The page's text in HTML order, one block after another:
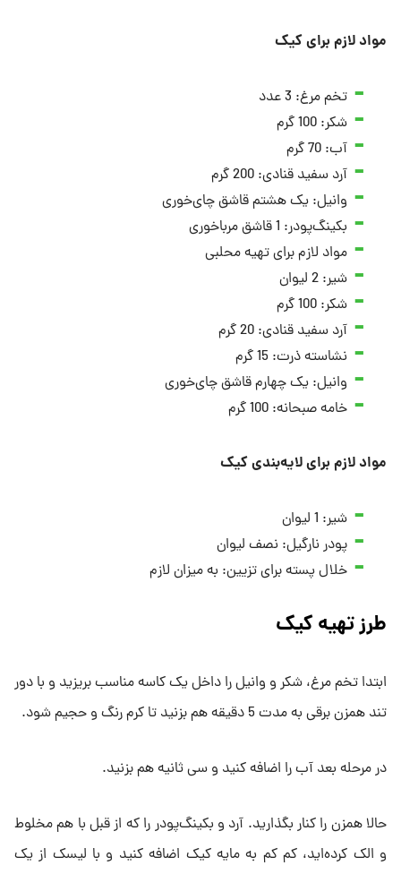
مواد لازم برای کیک
تخم مرغ: 3 عدد
شکر: 100 گرم
آب: 70 گرم
آرد سفید قنادی: 200 گرم
وانیل: یک هشتم قاشق چای‌خوری
بکینگ‌پودر: 1 قاشق مرباخوری
مواد لازم برای تهیه محلبی
شیر: 2 لیوان
شکر: 100 گرم
آرد سفید قنادی: 20 گرم
نشاسته ذرت: 15 گرم
وانیل: یک چهارم قاشق چای‌خوری
خامه صبحانه: 100 گرم
مواد لازم برای لایه‌بندی کیک
شیر: 1 لیوان
پودر نارگیل: نصف لیوان
خلال پسته برای تزیین: به میزان لازم
طرز تهیه کیک
ابتدا تخم مرغ، شکر و وانیل را داخل یک کاسه مناسب بریزید و با دور
تند همزن برقی به مدت 5 دقیقه هم بزنید تا کرم رنگ و حجیم شود.
در مرحله بعد آب را اضافه کنید و سی ثانیه هم بزنید.
حالا همزن را کنار بگذارید. آرد و بکینگ‌پودر را که از قبل با هم مخلوط
و الک کرده‌اید، کم کم به مایه کیک اضافه کنید و با لیسک از یک